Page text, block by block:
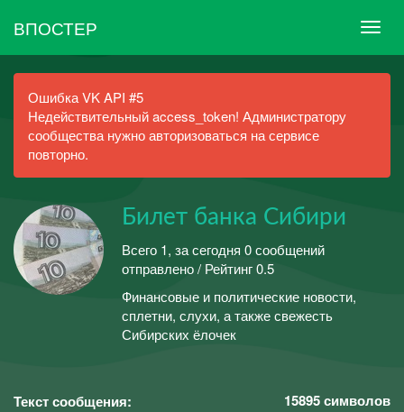
ВПОСТЕР
Ошибка VK API #5
Недействительный access_token! Администратору
сообщества нужно авторизоваться на сервисе
повторно.
Билет банка Сибири
Всего 1, за сегодня 0 сообщений
отправлено / Рейтинг 0.5
Финансовые и политические новости,
сплетни, слухи, а также свежесть
Сибирских ёлочек
Текст сообщения: 15895символов